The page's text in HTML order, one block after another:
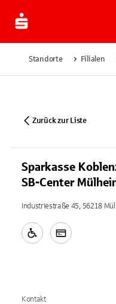
Standorte Filialen
Zurück zur Liste
Sparkasse
SB-Center
Industriestraße 45, 56218
Kontakt